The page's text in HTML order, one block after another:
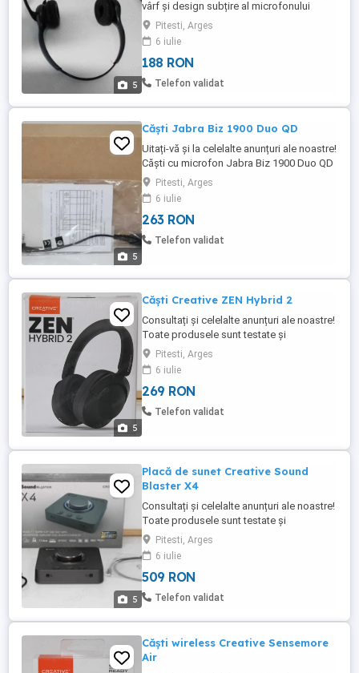
5
vârf și design subțire al microfonului
pentru o reducere și mai mare a
zgomotului de fond și o reducere
suplimentară a ecoului; Microfon Ultra
reduce zgomotul de fundal și ecoul;
Aproape 80% reducere a zgomotului
compatibile ...
Pitesti, Arges
6 iulie
188 RON
Telefon validat
5
Căști Jabra Biz 1900 Duo QD
Uitați-vă și la celelalte anunțuri ale noastre!
Căști cu microfon Jabra Biz 1900 Duo QD
+ cablu Mobile QD + jack 2.5mm - NOU,
ambalaj original Audio de înaltă calitate;
Tehnologie de eliminare a frecvențelor de
vârf - tehnologia peak-stop pentru
protecția auzului; Super ușor, confort
Pitesti, Arges
6 iulie
263 RON
Telefon validat
5
Căști Creative ZEN Hybrid 2
Consultați și celelalte anunțuri ale noastre!
Toate produsele sunt testate și
beneficiază de garanție de 6 luni.
Fotografiile sunt ale produselor reale.
Acest produs este: RECONDIȚIONAT Tip:
Wireless Formă: Over ear Microfon: DA
Canale: 2 Conectivitate: Bluetooth, AUX-in
Pitesti, Arges
6 iulie
269 RON
Telefon validat
5
Placă de sunet Creative Sound
Blaster X4
Consultați și celelalte anunțuri ale noastre!
Toate produsele sunt testate și
beneficiază de garanție de 6 luni.
Fotografiile sunt ale produselor reale.
Acest produs este: RECONDIȚIONAT Tip:
USB Canale: 7.1 Putere: 600 ohm Raport
semnal-zgomot (SNR): 114 dB DNR
Pitesti, Arges
6 iulie
509 RON
Telefon validat
Căști wireless Creative Sensemore
Air